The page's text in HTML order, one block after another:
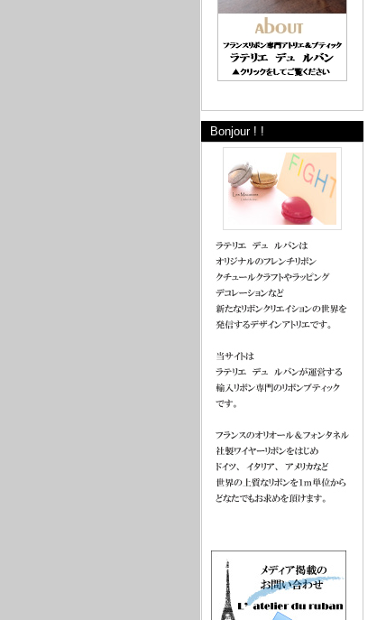
Bonjour ! !